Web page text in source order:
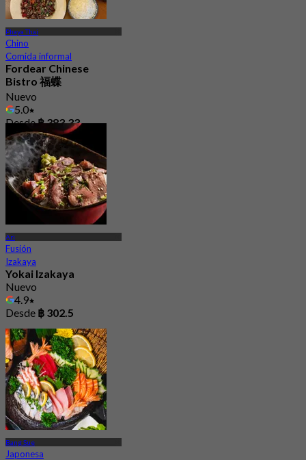
Phaya Thai
Chino
Comida informal
Fordear Chinese
Bistro 福蝶
Nuevo
5.0
Desde฿ 383.33
Ari
Fusión
Izakaya
Yokai Izakaya
Nuevo
4.9
Desde ฿ 302.5
Bang Sue
Japonesa